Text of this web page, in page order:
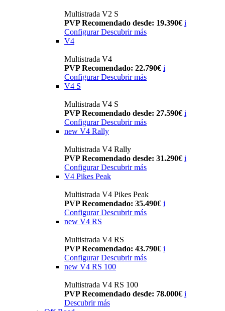
Multistrada V2 S
PVP Recomendado desde: 19.390€ i
Configurar Descubrir más
V4
Multistrada V4
PVP Recomendado: 22.790€ i
Configurar Descubrir más
V4 S
Multistrada V4 S
PVP Recomendado desde: 27.590€ i
Configurar Descubrir más
new V4 Rally
Multistrada V4 Rally
PVP Recomendado desde: 31.290€ i
Configurar Descubrir más
V4 Pikes Peak
Multistrada V4 Pikes Peak
PVP Recomendado: 35.490€ i
Configurar Descubrir más
new V4 RS
Multistrada V4 RS
PVP Recomendado: 43.790€ i
ConfigurarDescubrir más
new V4 RS 100
Multistrada V4 RS 100
PVP Recomendado desde: 78.000€ i
Descubrir más